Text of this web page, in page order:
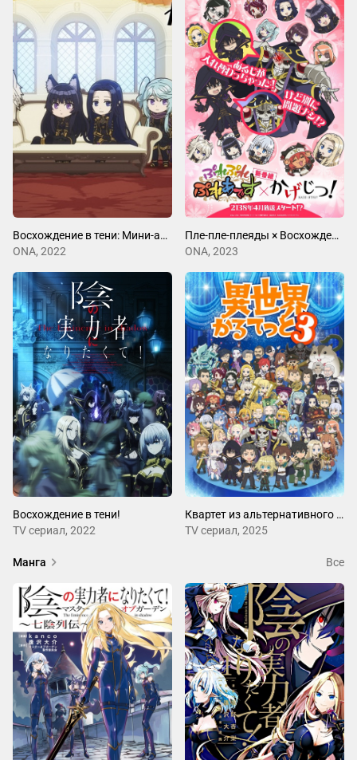
Восхождение в тени: Мини-аниме!
ONA, 2022
Пле-пле-плеяды × Восхождение в тени!
ONA, 2023
Восхождение в тени!
ТV сериал, 2022
Квартет из альтернативного мира 3
ТV сериал, 2025
Манга Все